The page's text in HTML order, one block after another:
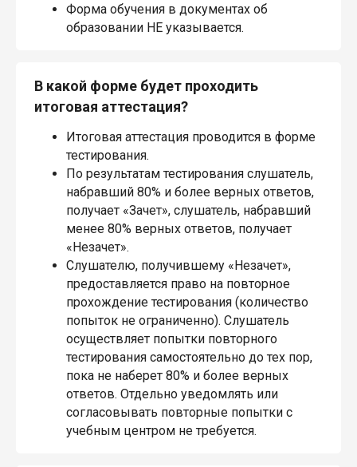
Форма обучения в документах об
образовании НЕ указывается.
В какой форме будет проходить
итоговая аттестация?
Итоговая аттестация проводится в форме
тестирования.
По результатам тестирования слушатель,
набравший 80% и более верных ответов,
получает «Зачет», слушатель, набравший
менее 80% верных ответов, получает
«Незачет».
Слушателю, получившему «Незачет»,
предоставляется право на повторное
прохождение тестирования (количество
попыток не ограниченно). Слушатель
осуществляет попытки повторного
тестирования самостоятельно до тех пор,
пока не наберет 80% и более верных
ответов. Отдельно уведомлять или
согласовывать повторные попытки с
учебным центром не требуется.